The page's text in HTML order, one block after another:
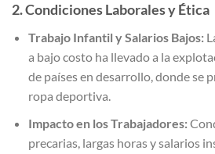
2. Condiciones Laborales y Ética
Trabajo Infantil y Salarios Bajos:
a bajo costo ha llevado a la
de países en desarrollo, donde se
ropa deportiva.
Impacto en los Trabajadores:
precarias, largas horas y salarios